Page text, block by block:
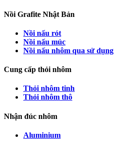
Nồi Grafite Nhật Bản
Nồi nấu rót
Nồi nấu múc
Nồi nấu nhôm qua sử dụng
Cung cấp thỏi nhôm
Thỏi nhôm tinh
Thỏi nhôm thô
Nhận đúc nhôm
Aluminium